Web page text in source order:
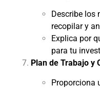
Describe los
recopilar y
Explica por
para tu
Plan de Trabajo y
Proporciona